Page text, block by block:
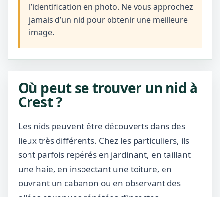
l’identification en photo. Ne vous approchez
jamais d’un nid pour obtenir une meilleure
image.
Où peut se trouver un nid à
Crest ?
Les nids peuvent être découverts dans des
lieux très différents. Chez les particuliers, ils
sont parfois repérés en jardinant, en taillant
une haie, en inspectant une toiture, en
ouvrant un cabanon ou en observant des